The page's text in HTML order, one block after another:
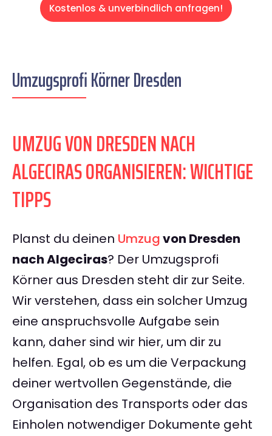
Kostenlos & unverbindlich anfragen!
Umzugsprofi Körner Dresden
UMZUG VON DRESDEN NACH
ALGECIRAS ORGANISIEREN: WICHTIGE
TIPPS
Planst du deinen Umzugvon Dresden
nach Algeciras? Der Umzugsprofi
Körner aus Dresden steht dir zur Seite.
Wir verstehen, dass ein solcher Umzug
eine anspruchsvolle Aufgabe sein
kann, daher sind wir hier, um dir zu
helfen. Egal, ob es um die Verpackung
deiner wertvollen Gegenstände, die
Organisation des Transports oder das
Einholen notwendiger Dokumente geht